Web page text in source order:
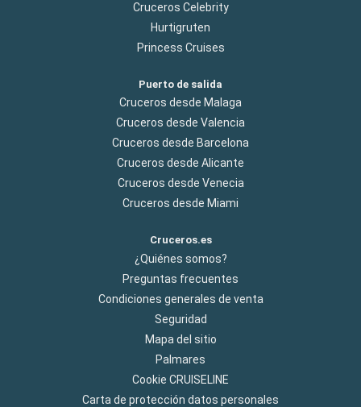
Cruceros Celebrity
Hurtigruten
Princess Cruises
Puerto de salida
Cruceros desde Malaga
Cruceros desde Valencia
Cruceros desde Barcelona
Cruceros desde Alicante
Cruceros desde Venecia
Cruceros desde Miami
Cruceros.es
¿Quiénes somos?
Preguntas frecuentes
Condiciones generales de venta
Seguridad
Mapa del sitio
Palmares
Cookie CRUISELINE
Carta de protección datos personales